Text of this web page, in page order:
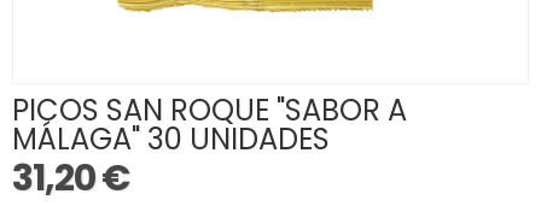
PICOS SAN ROQUE "SABOR A
MÁLAGA" 30 UNIDADES
31,20 €